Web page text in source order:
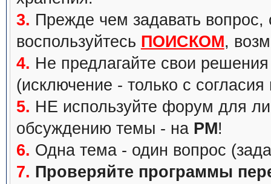
3. Прежде чем задавать вопрос,
воспользуйтесь ПОИСКОМ,
4. Не предлагайте свои
(исключение - только с
5. НЕ используйте форум для
обсуждению темы - на PM!
6. Одна тема - один вопрос
7. Проверяйте программы